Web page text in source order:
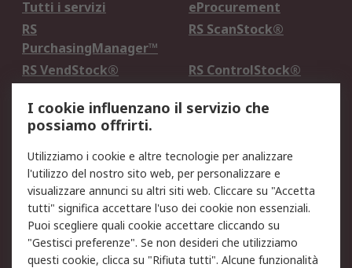
Tutti i servizi
eProcurement
RS
PurchasingManager™
RS ScanStock®
RS VendStock®
RS ControlStock®
Legale
Informativa Cookie
Informativa Privacy -
Aggiornata
Email Security
Termini d'uso
Condizioni di vendita
Condizioni generali di
servizio
I cookie influenzano il servizio che
possiamo offrirti.
Utilizziamo i cookie e altre tecnologie per analizzare
l'utilizzo del nostro sito web, per personalizzare e
visualizzare annunci su altri siti web. Cliccare su "Accetta
tutti" significa accettare l'uso dei cookie non essenziali.
Puoi scegliere quali cookie accettare cliccando su
"Gestisci preferenze". Se non desideri che utilizziamo
questi cookie, clicca su "Rifiuta tutti". Alcune funzionalità